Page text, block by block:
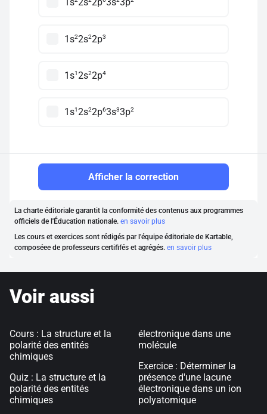
1s 2s 2p 3s 3p
1s22s22p3
1s12s22p4
1s12s22p63s33p2
Afficher la correction
La charte éditoriale garantit la conformité des contenus aux programmes
officiels de l'Éducation nationale. en savoir plus
Les cours et exercices sont rédigés par l'équipe éditoriale de Kartable,
composéee de professeurs certififés et agrégés. en savoir plus
Voir aussi
Cours : La structure et la
polarité des entités
chimiques
Quiz : La structure et la
polarité des entités
chimiques
électronique dans une
molécule
Exercice : Déterminer la
présence d'une lacune
électronique dans un ion
polyatomique